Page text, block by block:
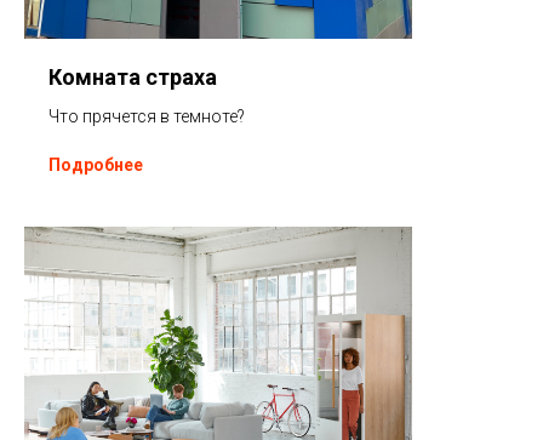
Комната страха
Что прячется в темноте?
Подробнее